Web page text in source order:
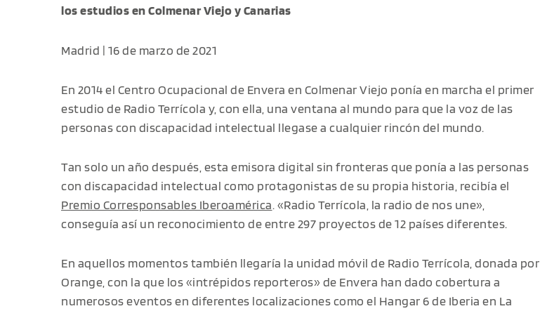
los estudios en Colmenar Viejo y Canarias
Madrid | 16 de marzo de 2021
En 2014 el Centro Ocupacional de Envera en Colmenar Viejo ponía en marcha el primer
estudio de Radio Terrícola y, con ella, una ventana al mundo para que la voz de las
personas con discapacidad intelectual llegase a cualquier rincón del mundo.
Tan solo un año después, esta emisora digital sin fronteras que ponía a las personas
con discapacidad intelectual como protagonistas de su propia historia, recibía el
Premio Corresponsables Iberoamérica. «Radio Terrícola, la radio de nos une»,
conseguía así un reconocimiento de entre 297 proyectos de 12 países diferentes.
En aquellos momentos también llegaría la unidad móvil de Radio Terrícola, donada por
Orange, con la que los «intrépidos reporteros» de Envera han dado cobertura a
numerosos eventos en diferentes localizaciones como el Hangar 6 de Iberia en La